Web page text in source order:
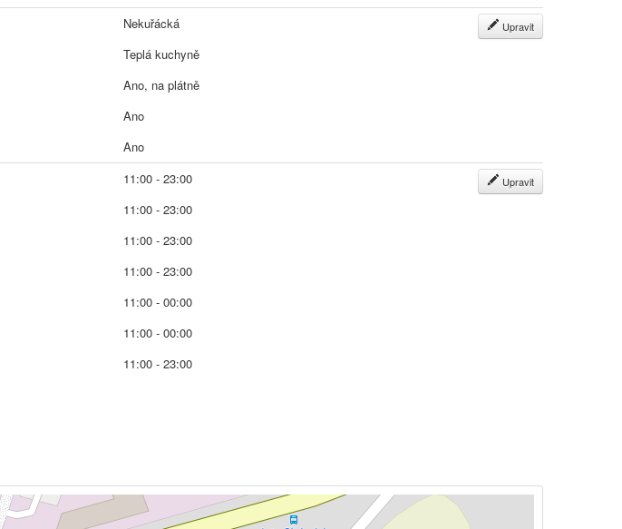
Upravit
Nekuřácká
Teplá kuchyně
Ano, na plátně
Ano
Ano
Upravit
11:00 - 23:00
11:00 - 23:00
11:00 - 23:00
11:00 - 23:00
11:00 - 00:00
11:00 - 00:00
11:00 - 23:00